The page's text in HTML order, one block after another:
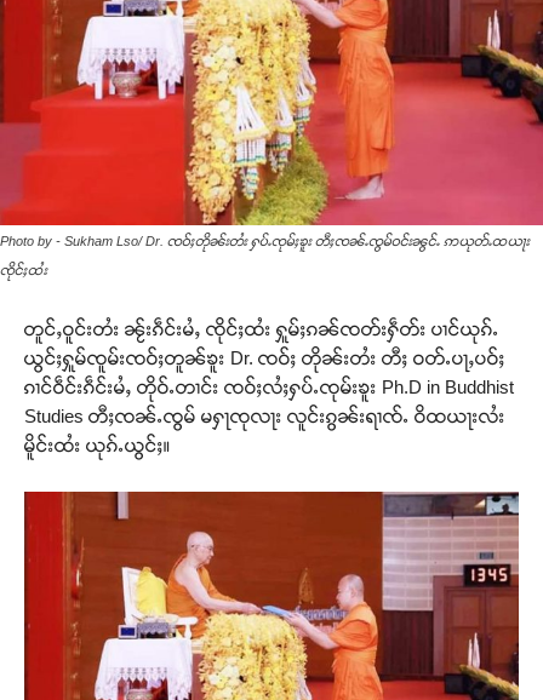
Photo by - Sukham Lso/ Dr. ၸဝ်ႈတိုၼ်းတႆး ႁပ်ႉၸုမ်ႈၶူး တီႈၸၼ်ႉၸွမ်ဝင်းၼွင်ႉ ဢယုတ်ႉထယႃး
ၸိုင်ႈထႆး
တူင်ႇဝူင်းတႆး ၼႂ်းၵဵင်းမႆႇ ၸိုင်ႈထႆး ႁူမ်ႈၵၼ်ၸတ်းႁဵတ်း ပၢင်ယုၵ်ႉ
ယွင်ႈႁူမ်ၸူမ်းၸဝ်ႈတူၼ်ၶူး Dr. ၸဝ်ႈ တိုၼ်းတႆး တီႈ ဝတ်ႉပႃႇပဝ်ႈ
ၵၢင်ဝဵင်းၵဵင်းမႆႇ တိုဝ်ႉတၢင်း ၸဝ်ႈလႆႈႁပ်ႉၸုမ်းၶူး Ph.D in Buddhist
Studies တီႈၸၼ်ႉၸွမ် မႁႃၸုလႃး လူင်းၵွၼ်းရၢၸ်ႉ ဝိထယႃးလႆး
မိူင်းထႆး ယုၵ်ႉယွင်ႈ။